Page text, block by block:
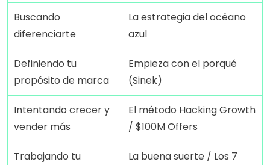
Buscando
diferenciarte
La estrategia del océano
azul
Definiendo tu
propósito de marca
Empieza con el porqué
(Sinek)
Intentando crecer y
vender más
El método Hacking Growth
/ $100M Offers
Trabajando tu
La buena suerte / Los 7